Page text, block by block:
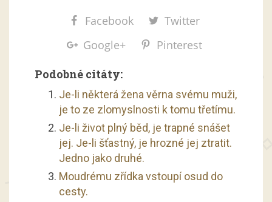
Facebook
Twitter
Google+
Pinterest
Podobné citáty:
Je-li některá žena věrna svému muži,
je to ze zlomyslnosti k tomu třetímu.
Je-li život plný běd, je trapné snášet
jej. Je-li šťastný, je hrozné jej ztratit.
Jedno jako druhé.
Moudrému zřídka vstoupí osud do
cesty.